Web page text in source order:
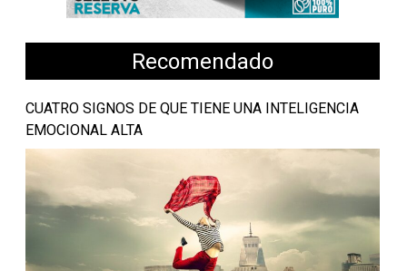
Recomendado
CUATRO SIGNOS DE QUE TIENE UNA INTELIGENCIA
EMOCIONAL ALTA